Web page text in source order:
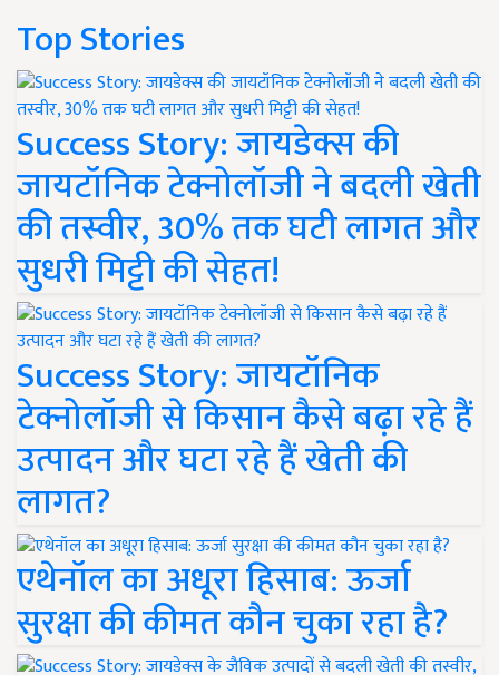
Top Stories
Success Story: जायडेक्स की
जायटॉनिक टेक्नोलॉजी ने बदली खेती
की तस्वीर, 30% तक घटी लागत और
सुधरी मिट्टी की सेहत!
Success Story: जायटॉनिक
टेक्नोलॉजी से किसान कैसे बढ़ा रहे हैं
उत्पादन और घटा रहे हैं खेती की
लागत?
एथेनॉल का अधूरा हिसाब: ऊर्जा
सुरक्षा की कीमत कौन चुका रहा है?